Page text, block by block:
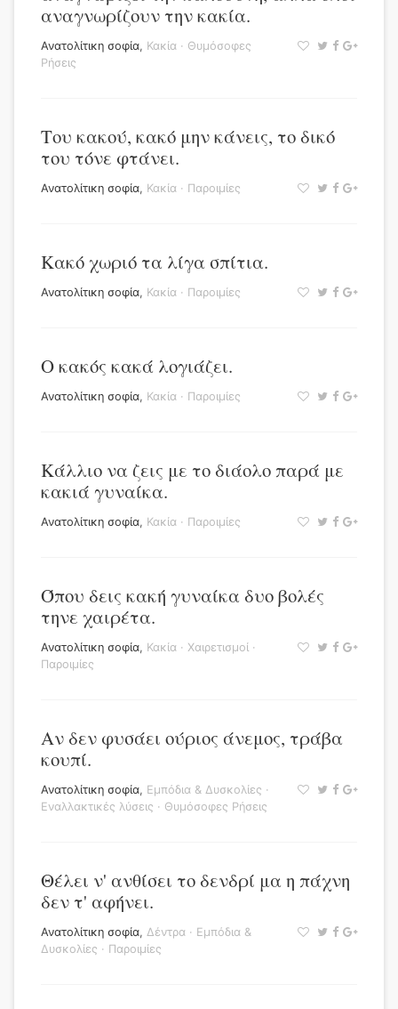
αναγνωρίζουν την κακία.
Ανατολίτικη σοφία, Κακία · Θυμόσοφες
Ρήσεις
Του κακού, κακό μην κάνεις, το δικό
του τόνε φτάνει.
Ανατολίτικη σοφία, Κακία · Παροιμίες
Κακό χωριό τα λίγα σπίτια.
Ανατολίτικη σοφία, Κακία · Παροιμίες
Ο κακός κακά λογιάζει.
Ανατολίτικη σοφία, Κακία · Παροιμίες
Κάλλιο να ζεις με το διάολο παρά με
κακιά γυναίκα.
Ανατολίτικη σοφία, Κακία · Παροιμίες
Όπου δεις κακή γυναίκα δυο βολές
τηνε χαιρέτα.
Ανατολίτικη σοφία, Κακία · Χαιρετισμοί ·
Παροιμίες
Αν δεν φυσάει ούριος άνεμος, τράβα
κουπί.
Ανατολίτικη σοφία, Εμπόδια & Δυσκολίες ·
Εναλλακτικές λύσεις · Θυμόσοφες Ρήσεις
Θέλει ν' ανθίσει το δενδρί μα η πάχνη
δεν τ' αφήνει.
Ανατολίτικη σοφία, Δέντρα · Εμπόδια &
Δυσκολίες · Παροιμίες